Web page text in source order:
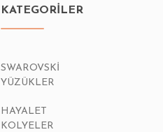
KATEGORİLER
SWAROVSKİ
YÜZÜKLER
HAYALET
KOLYELER